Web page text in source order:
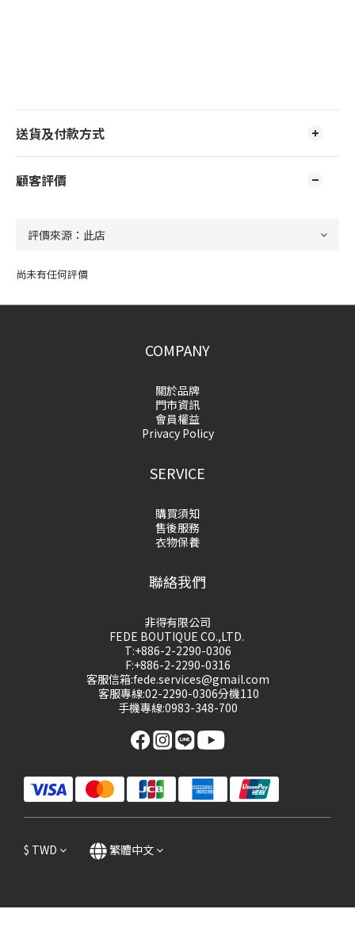
送貨及付款方式
顧客評價
尚未有任何評價
COMPANY
關於品牌
門市資訊
會員權益
Privacy Policy
SERVICE
購買須知
售後服務
衣物保養
聯絡我們
非得有限公司
FEDE BOUTIQUE CO.,LTD.
T:+886-2-2290-0306
F:+886-2-2290-0316
客服信箱:fede.services@gmail.com
客服專線:02-2290-0306分機110
手機專線:0983-348-700
$ TWD 繁體中文